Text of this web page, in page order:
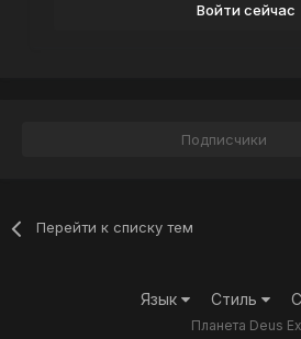
Войти сейчас
Подписчики
Перейти к списку тем
Язык Стиль
Планета Deus Ex